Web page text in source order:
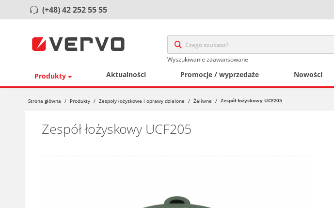
(+48) 42 252 55 55
Wyszukiwanie zaawansowane
Produkty Aktualności Promocje / wyprzedaże Nowości
Strona główna / Produkty / Zespoły łożyskowe i oprawy dzielone / Żeliwne / Zespół łożyskowy UCF205
Zespół łożyskowy UCF205